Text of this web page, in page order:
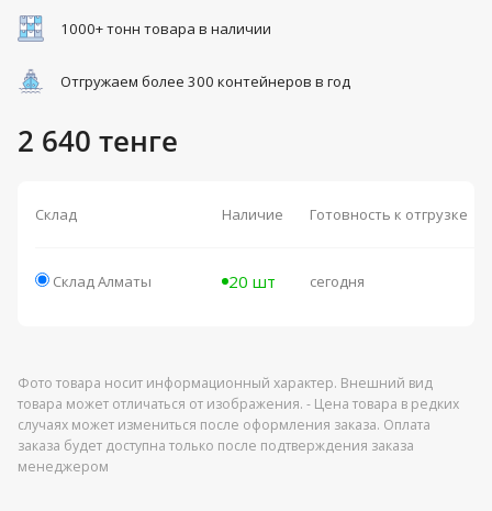
1000+ тонн товара в наличии
Отгружаем более 300 контейнеров в год
2 640 тенге
Склад Наличие Готовность к отгрузке
Склад Алматы 20 шт сегодня
Фото товара носит информационный характер. Внешний вид
товара может отличаться от изображения. - Цена товара в редких
случаях может измениться после оформления заказа. Оплата
заказа будет доступна только после подтверждения заказа
менеджером